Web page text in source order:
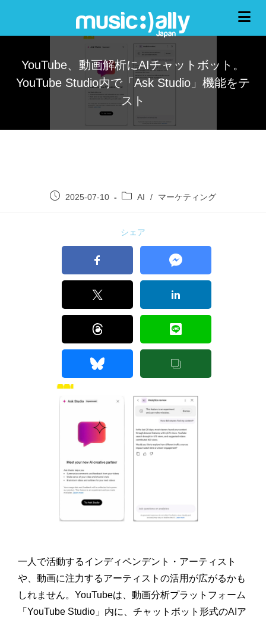
YouTube、動画解析にAIチャットボット。
YouTube Studio内で「Ask Studio」機能をテ
スト
2025-07-10 AI / マーケティング
シェア
一人で活動するインディペンデント・アーティスト
や、動画に注力するアーティストの活用が広がるかも
しれません。YouTubeは、動画分析プラットフォーム
「YouTube Studio」内に、チャットボット形式のAIア